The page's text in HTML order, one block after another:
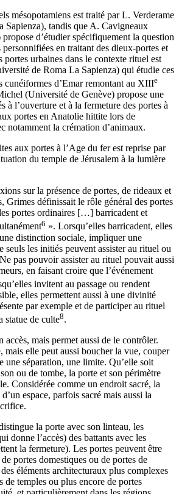
mésopotamiens est traité par L. Verderame
Sapienza), tandis que A. Cavigneaux
d’étudier spécifiquement la question
personnifiées en traitant des dieux-portes et
portes urbaines dans le contexte rituel est
de Roma La Sapienza) qui étudie ces
cunéiformes d’Emar remontant au XIIIe
(Université de Genève) propose une
à l’ouverture et à la fermeture des portes à
portes en Anatolie hittite lors de
notamment la crémation d’animaux.
aux portes à l’Age du fer est reprise par
du temple de Jérusalem à la lumière
sur la présence de portes, de rideaux et
Grimes définissait le rôle général des portes
portes ordinaires […] barricadent et
6 ». Lorsqu’elles barricadent, elles
distinction sociale, impliquer une
seuls les initiés peuvent assister au rituel ou
pas pouvoir assister au rituel pouvait aussi
en faisant croire que l’événement
invitent au passage ou rendent
elles permettent aussi à une divinité
par exemple et de participer au rituel
statue de culte8.
mais permet aussi de le contrôler.
mais elle peut aussi boucher la vue, couper
une séparation, une limite. Qu’elle soit
ou de tombe, la porte et son périmètre
Considérée comme un endroit sacré, la
espace, parfois sacré mais aussi la
la porte avec son linteau, les
donne l’accès) des battants avec les
la fermeture). Les portes peuvent être
portes domestiques ou de portes de
éléments architecturaux plus complexes
de temples ou plus encore de portes